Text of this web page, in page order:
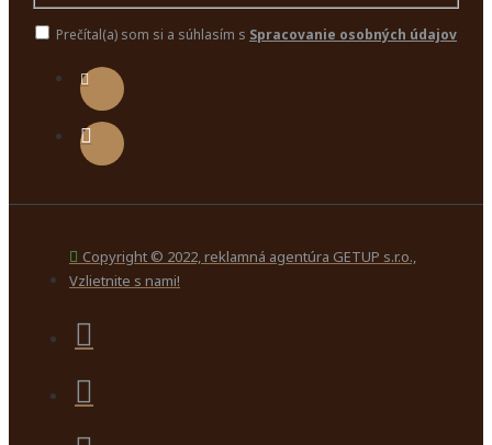
Prečítal(a) som si a súhlasím s Spracovanie osobných údajov
Copyright © 2022, reklamná agentúra GETUP s.r.o.,
Vzlietnite s nami!